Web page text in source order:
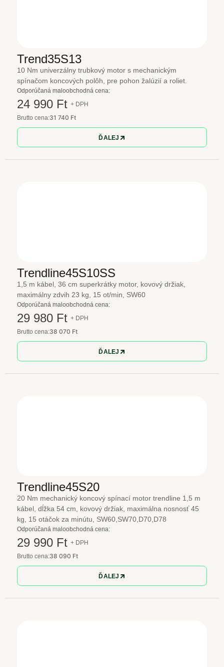
Trend35S13
10 Nm univerzálny trubkový motor s mechanickým
spínačom koncových polôh, pre pohon žalúzií a roliet.
Odporúčaná maloobchodná cena:
24 990 Ft + DPH
Brutto cena:31 740 Ft
ĎALEJ
Trendline45S10SS
1,5 m kábel, 36 cm superkrátky motor, kovový držiak,
maximálny zdvih 23 kg, 15 ot/min, SW60
Odporúčaná maloobchodná cena:
29 980 Ft + DPH
Brutto cena:38 070 Ft
ĎALEJ
Trendline45S20
20 Nm mechanický koncový spínací motor trendline 1,5 m
kábel, dĺžka 54 cm, kovový držiak, maximálna nosnosť 45
kg, 15 otáčok za minútu, SW60,SW70,D70,D78
Odporúčaná maloobchodná cena:
29 990 Ft + DPH
Brutto cena:38 090 Ft
ĎALEJ